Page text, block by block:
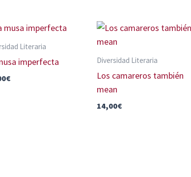
Literaria
imperfecta
€
Diversidad Literaria
Los camareros también
mean
14,00€